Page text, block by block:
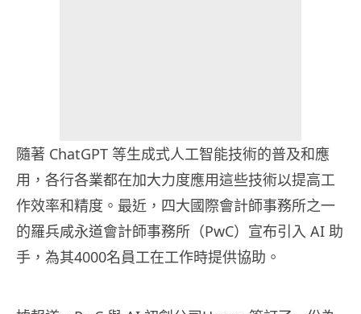
隨著 ChatGPT 等生成式人工智能技術的普及和應
用，各行各業都在加大力度應用這些技術以提高工
作效率和精度。最近，四大國際會計師事務所之一
的羅兵咸永道會計師事務所（PwC）宣布引入 AI 助
手，為其4000名員工在工作時提供協助。